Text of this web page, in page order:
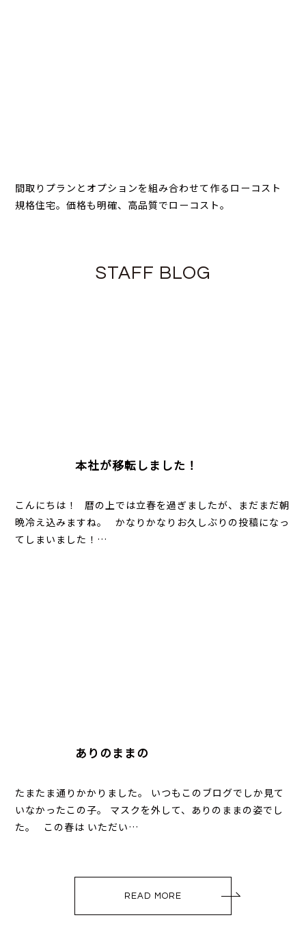
間取りプランとオプションを組み合わせて作るローコスト
規格住宅。価格も明確、高品質でローコスト。
STAFF BLOG
本社が移転しました！
こんにちは！ 暦の上では立春を過ぎましたが、まだまだ朝
晩冷え込みますね。 かなりかなりお久しぶりの投稿になっ
てしまいました！…
ありのままの
たまたま通りかかりました。 いつもこのブログでしか見て
いなかったこの子。 マスクを外して、ありのままの姿でし
た。 この春は いただい…
READ MORE